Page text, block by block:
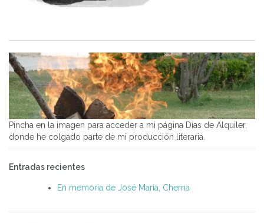
Pincha en la imagen para acceder a mi página Días de Alquiler,
donde he colgado parte de mi producción literaria.
Entradas recientes
En memoria de José María, Chema